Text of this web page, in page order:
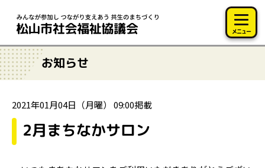
メニュー
お知らせ
2021年01月04日（月曜） 09:00掲載
2月まちなかサロン